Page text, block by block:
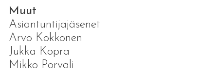
Muut
Asiantuntijajäsenet
Arvo Kokkonen
Jukka Kopra
Mikko Porvali